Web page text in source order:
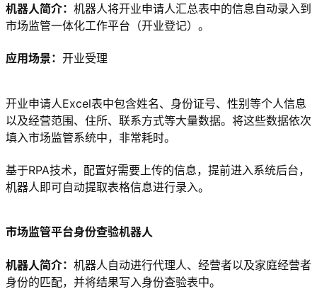
机器人简介： 机器人将开业申请人汇总表中的信息自动录入到
市场监管一体化工作平台（开业登记）。
应用场景： 开业受理
开业申请人Excel表中包含姓名、身份证号、性别等个人信息
以及经营范围、住所、联系方式等大量数据。将这些数据依次
填入市场监管系统中，非常耗时。
基于RPA技术，配置好需要上传的信息，提前进入系统后台，
机器人即可自动提取表格信息进行录入。
市场监管平台身份查验机器人
机器人简介： 机器人自动进行代理人、经营者以及家庭经营者
身份的匹配，并将结果写入身份查验表中。